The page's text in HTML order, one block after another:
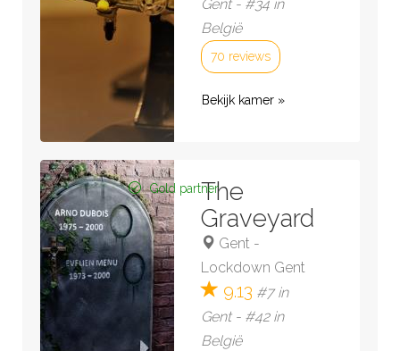
Gent - #34 in
België
70 reviews
Bekijk kamer »
Gold partnerThe
Graveyard
Gent -
Lockdown Gent
9.13 #7 in
Gent - #42 in
België